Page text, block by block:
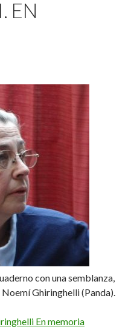
EN
con una semblanza,
Ghiringhelli (Panda).
En memoria